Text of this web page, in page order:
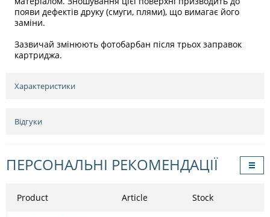
появи дефектів друку (смуги, плями), що вимагає його
заміни.
Зазвичай змінюють фотобарбан після трьох заправок
картриджа.
Характеристики
Відгуки
ПЕРСОНАЛЬНІ РЕКОМЕНДАЦІЇ
Product Article Stock